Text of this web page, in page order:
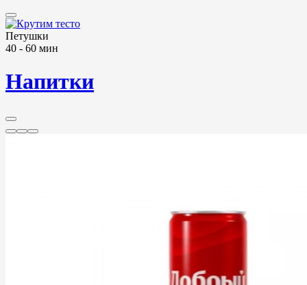
Петушки
40 - 60 мин
Напитки